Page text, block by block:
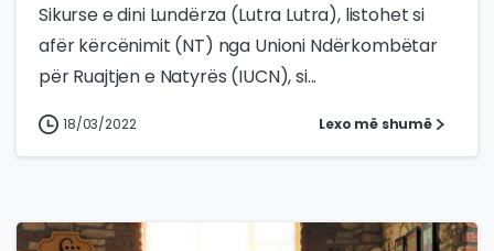
Sikurse e dini Lundërza (Lutra Lutra), listohet si
afër kërcënimit (NT) nga Unioni Ndërkombëtar
për Ruajtjen e Natyrës (IUCN), si...
18/03/2022 Lexo më shumë